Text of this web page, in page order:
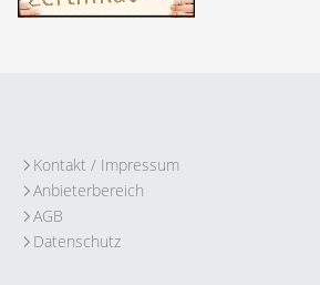
Kontakt / Impressum
Anbieterbereich
AGB
Datenschutz